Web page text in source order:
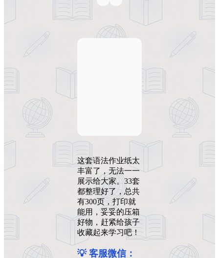
这套语法作业纸太
丰富了，无法一一
展示给大家。33套
都整理好了，总共
有300页，打印就
能用，妥妥的压箱
好物，赶紧给孩子
收藏起来学习吧！
💡 客服微信：